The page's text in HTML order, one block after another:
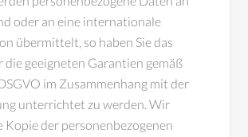
oder an eine internationale
übermittelt, so haben Sie das
die geeigneten Garantien gemäß
im Zusammenhang mit der
unterrichtet zu werden. Wir
Kopie der personenbezogenen